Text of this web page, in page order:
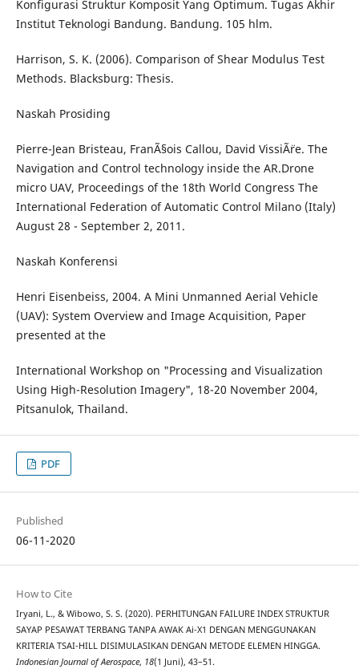
Konfigurasi Struktur Komposit Yang Optimum. Tugas Akhir
Institut Teknologi Bandung. Bandung. 105 hlm.
Harrison, S. K. (2006). Comparison of Shear Modulus Test
Methods. Blacksburg: Thesis.
Naskah Prosiding
Pierre-Jean Bristeau, FranÃ§ois Callou, David VissiÃ¨re. The
Navigation and Control technology inside the AR.Drone
micro UAV, Proceedings of the 18th World Congress The
International Federation of Automatic Control Milano (Italy)
August 28 - September 2, 2011.
Naskah Konferensi
Henri Eisenbeiss, 2004. A Mini Unmanned Aerial Vehicle
(UAV): System Overview and Image Acquisition, Paper
presented at the
International Workshop on "Processing and Visualization
Using High-Resolution Imagery", 18-20 November 2004,
Pitsanulok, Thailand.
PDF
Published
06-11-2020
How to Cite
Iryani, L., & Wibowo, S. S. (2020). PERHITUNGAN FAILURE INDEX STRUKTUR
SAYAP PESAWAT TERBANG TANPA AWAK Ai-X1 DENGAN MENGGUNAKAN
KRITERIA TSAI-HILL DISIMULASIKAN DENGAN METODE ELEMEN HINGGA.
Indonesian Journal of Aerospace, 18(1 Juni), 43–51.